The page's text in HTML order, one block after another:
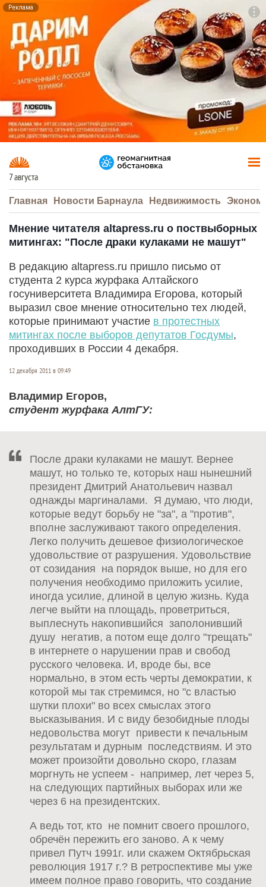
Реклама
7 августа
Главная Новости Барнаула Недвижимость
Мнение читателя altapress.ru о поствыборных
митингах: "После драки кулаками не машут"
В редакцию altapress.ru пришло письмо от
студента 2 курса журфака Алтайского
госуниверситета Владимира Егорова, который
выразил свое мнение относительно тех людей,
которые принимают участие в протестных
митингах после выборов депутатов Госдумы,
проходивших в России 4 декабря.
12 декабря 2011 в 09:49
Владимир Егоров,
студент журфака АлтГУ:
После драки кулаками не машут. Вернее
машут, но только те, которых наш нынешний
президент Дмитрий Анатольевич назвал
однажды маргиналами. Я думаю, что люди,
которые ведут борьбу не "за", а "против",
вполне заслуживают такого определения.
Легко получить дешевое физиологическое
удовольствие от разрушения. Удовольствие
от созидания на порядок выше, но для его
получения необходимо приложить усилие,
иногда усилие, длиной в целую жизнь. Куда
легче выйти на площадь, проветриться,
выплеснуть накопившийся заполонивший
душу негатив, а потом еще долго "трещать"
в интернете о нарушении прав и свобод
русского человека. И, вроде бы, все
нормально, в этом есть черты демократии, к
которой мы так стремимся, но "с властью
шутки плохи" во всех смыслах этого
высказывания. И с виду безобидные плоды
недовольства могут привести к печальным
результатам и дурным последствиям. И это
может произойти довольно скоро, глазам
моргнуть не успеем - например, лет через 5,
на следующих партийных выборах или же
через 6 на президентских.
А ведь тот, кто не помнит своего прошлого,
обречён пережить его заново. А к чему
привел Путч 1991г. или скажем Октябрьская
революция 1917 г.? В ретроспективе мы уже
имеем полное право говорить, что создание